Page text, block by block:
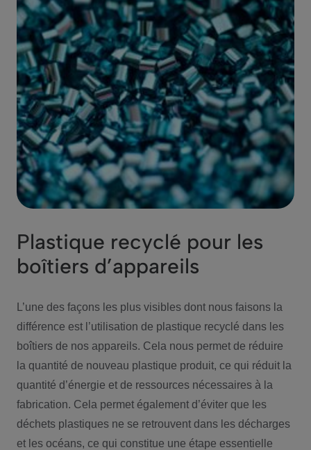
Plastique recyclé pour les
boîtiers d’appareils
L’une des façons les plus visibles dont nous faisons la
différence est l’utilisation de plastique recyclé dans les
boîtiers de nos appareils. Cela nous permet de réduire
la quantité de nouveau plastique produit, ce qui réduit la
quantité d’énergie et de ressources nécessaires à la
fabrication. Cela permet également d’éviter que les
déchets plastiques ne se retrouvent dans les décharges
et les océans, ce qui constitue une étape essentielle